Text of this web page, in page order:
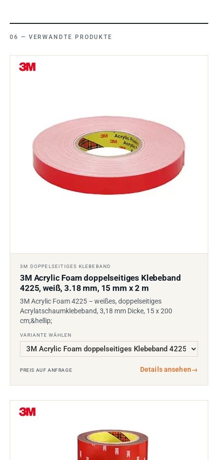
VERWANDTE PRODUKTE
3M DOPPELSEITIGES KLEBEBAND
3M Acrylic Foam doppelseitiges Klebeband
4225, weiß, 3.18 mm, 15 mm x 2 m
3M Acrylic Foam 4225 – weißes, doppelseitiges
Acrylatschaumklebeband, 3,18 mm Dicke, 15 x 200
cm;&hellip;
VARIANTE WÄHLEN
PREIS AUF ANFRAGE Details ansehen→